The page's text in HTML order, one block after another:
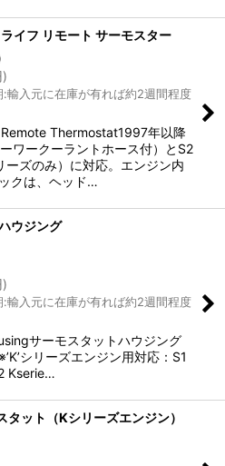
イフ リモート サーモスター
)
:輸入元に在庫が有れば約2週間程度
Thermostat1997年以降
ワークーラントホース付）とS2
ーズのみ）に対応。エンジン内
クは、ヘッド…
ウジング
)
:輸入元に在庫が有れば約2週間程度
サーモスタットハウジング
シリーズエンジン用対応：S1
Kserie…
ット（Kシリーズエンジン）